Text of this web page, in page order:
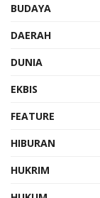
BUDAYA
DAERAH
DUNIA
EKBIS
FEATURE
HIBURAN
HUKRIM